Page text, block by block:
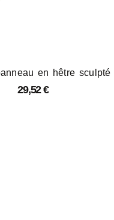
en hêtre sculpté
29,52€